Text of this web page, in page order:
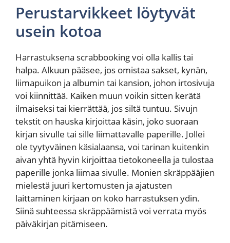
Perustarvikkeet löytyvät
usein kotoa
Harrastuksena scrabbooking voi olla kallis tai
halpa. Alkuun pääsee, jos omistaa sakset, kynän,
liimapuikon ja albumin tai kansion, johon irtosivuja
voi kiinnittää. Kaiken muun voikin sitten kerätä
ilmaiseksi tai kierrättää, jos siltä tuntuu. Sivujn
tekstit on hauska kirjoittaa käsin, joko suoraan
kirjan sivulle tai sille liimattavalle paperille. Jollei
ole tyytyväinen käsialaansa, voi tarinan kuitenkin
aivan yhtä hyvin kirjoittaa tietokoneella ja tulostaa
paperille jonka liimaa sivulle. Monien skräppääjien
mielestä juuri kertomusten ja ajatusten
laittaminen kirjaan on koko harrastuksen ydin.
Siinä suhteessa skräppäämistä voi verrata myös
päiväkirjan pitämiseen.